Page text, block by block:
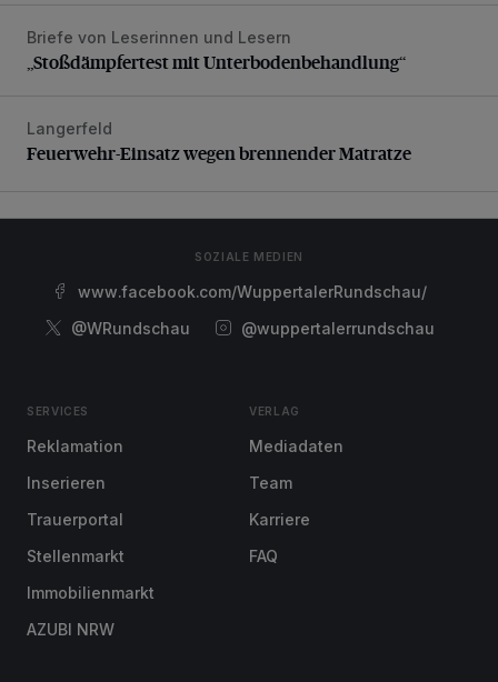
„Stoßdämpfertest mit Unterbodenbehandlung“
Briefe von Leserinnen und Lesern
„Stoßdämpfertest mit Unterbodenbehandlung“
Feuerwehr-Einsatz wegen brennender Matratze
Langerfeld
Feuerwehr-Einsatz wegen brennender Matratze
SOZIALE MEDIEN
www.facebook.com/WuppertalerRundschau/
@WRundschau
@wuppertalerrundschau
SERVICES
Reklamation
Inserieren
Trauerportal
Stellenmarkt
Immobilienmarkt
AZUBI NRW
VERLAG
Mediadaten
Team
Karriere
FAQ